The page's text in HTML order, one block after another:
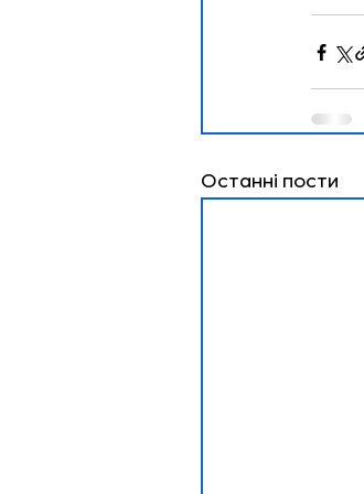
Останні пости